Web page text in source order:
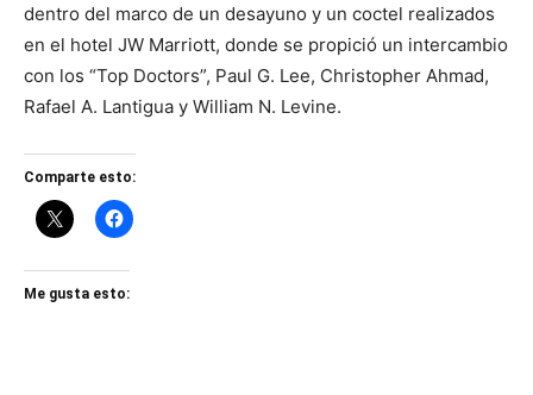
dentro del marco de un desayuno y un coctel realizados
en el hotel JW Marriott, donde se propició un intercambio
con los “Top Doctors”, Paul G. Lee, Christopher Ahmad,
Rafael A. Lantigua y William N. Levine.
Comparte esto:
Me gusta esto: